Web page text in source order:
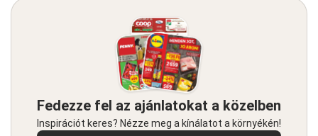
Fedezze fel az ajánlatokat a közelben
Inspirációt keres? Nézze meg a kínálatot a környékén!